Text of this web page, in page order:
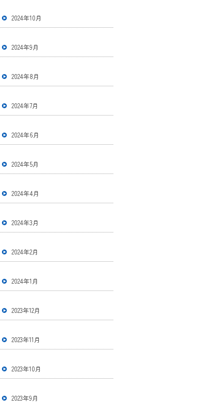
2024年10月
2024年9月
2024年8月
2024年7月
2024年6月
2024年5月
2024年4月
2024年3月
2024年2月
2024年1月
2023年12月
2023年11月
2023年10月
2023年9月